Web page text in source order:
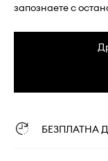
запознаете с
БЕЗПЛАТНА